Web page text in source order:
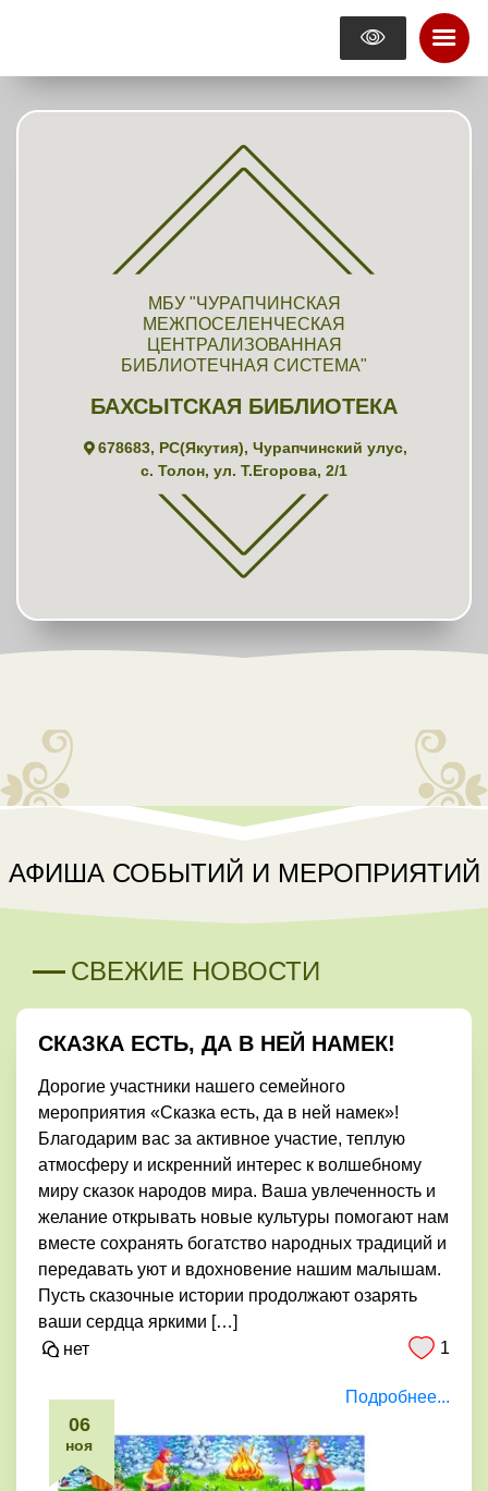
МБУ "ЧУРАПЧИНСКАЯ
МЕЖПОСЕЛЕНЧЕСКАЯ
ЦЕНТРАЛИЗОВАННАЯ
БИБЛИОТЕЧНАЯ СИСТЕМА"
БАХСЫТСКАЯ БИБЛИОТЕКА
678683, РС(Якутия), Чурапчинский улус,
с. Толон, ул. Т.Егорова, 2/1
АФИША СОБЫТИЙ И МЕРОПРИЯТИЙ
СВЕЖИЕ НОВОСТИ
06
ноя
СКАЗКА ЕСТЬ, ДА В НЕЙ НАМЕК!
Дорогие участники нашего семейного
мероприятия «Сказка есть, да в ней намек»!
Благодарим вас за активное участие, теплую
атмосферу и искренний интерес к волшебному
миру сказок народов мира. Ваша увлеченность и
желание открывать новые культуры помогают нам
вместе сохранять богатство народных традиций и
передавать уют и вдохновение нашим малышам.
Пусть сказочные истории продолжают озарять
ваши сердца яркими […]
нет
1
Подробнее...